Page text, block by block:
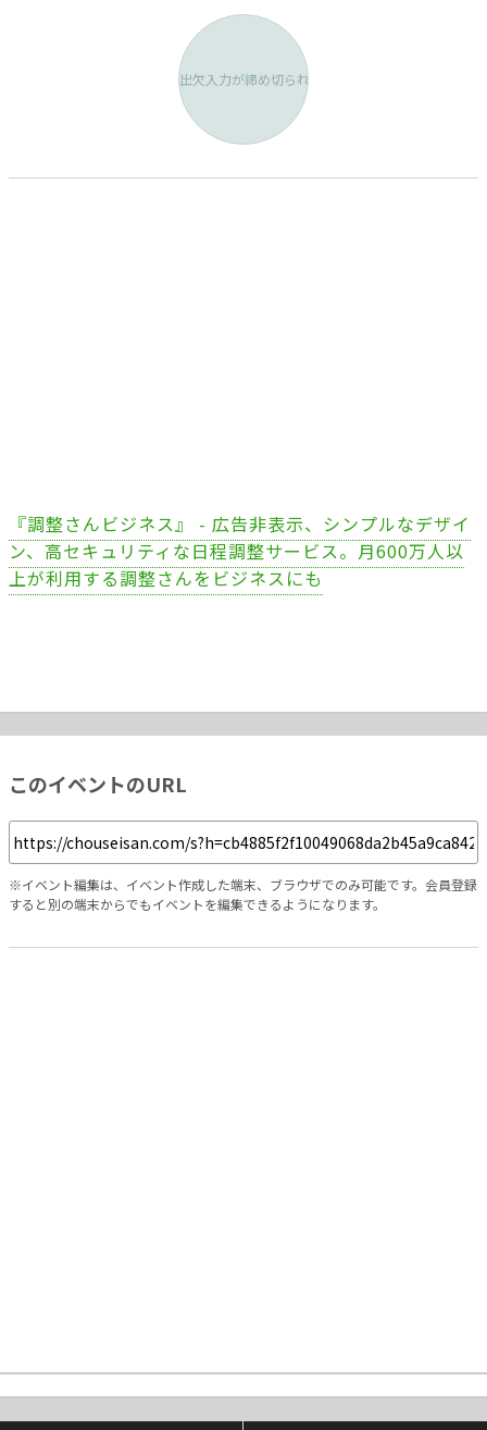
『調整さんビジネス』 - 広告非表示、シンプルなデザイ
ン、高セキュリティな日程調整サービス。月600万人以
上が利用する調整さんをビジネスにも
このイベントのURL
※イベント編集は、イベント作成した端末、ブラウザでのみ可能です。会員登録
すると別の端末からでもイベントを編集できるようになります。